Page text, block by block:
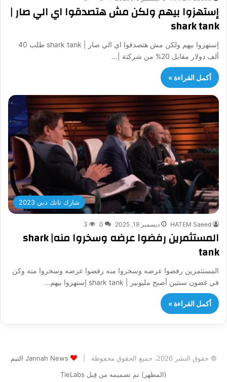
إستهزوا بيهم ولكن مش هتصدقوا اي الي صار |
shark tank
إستهزوا بيهم ولكن مش هتصدقوا اي الي صار | shark tank طلب 40
ألف دولار مقابل 20% من شركتة |…
أكمل القراءة »
شارك تانك دبي 2023
HATEM Saeed ديسمبر 19, 2025 0
3
المستثمرين رفضوا عرضه وسخروا منه| shark
tank
المستثمرين رفضوا عرضه وسخروا منه رفضوا عرضه وسخروا منه وكن
في غضون سنتين أصبح مليونير | shark tank إستهزوا بيهم…
أكمل القراءة »
© حقوق النشر 2026، جميع الحقوق محفوظة |
Jannah News الثيم
(المظهر) تم تصميمه من قِبل TieLabs